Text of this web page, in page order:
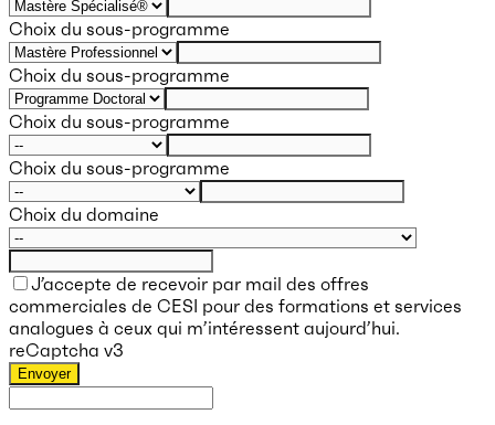
Choix du sous-programme
Choix du sous-programme
Choix du sous-programme
Choix du sous-programme
Choix du domaine
J’accepte de recevoir par mail des offres
commerciales de CESI pour des formations et services
analogues à ceux qui m’intéressent aujourd’hui.
reCaptcha v3
Envoyer